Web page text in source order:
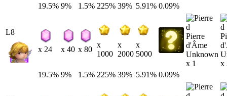
19.5% 9% 1.5% 225% 39% 5.91% 0.09%
L8
x 24 x 40 x 80
x
1000
x
2000
x
5000
Pierre
d'Âme
Unknown
x 1
x
19.5% 9% 1.5% 225% 39% 5.91% 0.09%